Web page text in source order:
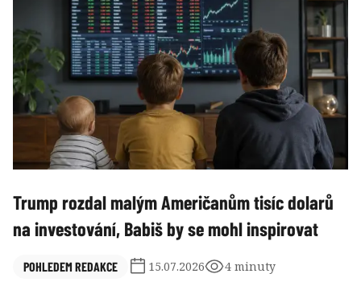
Trump rozdal malým Američanům tisíc dolarů
na investování, Babiš by se mohl inspirovat
POHLEDEM REDAKCE 15.07.2026 4 minuty